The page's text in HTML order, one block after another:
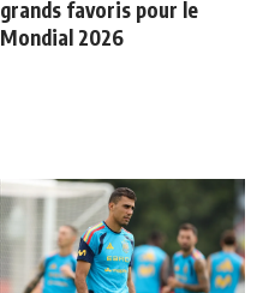
grands favoris pour le
Mondial 2026